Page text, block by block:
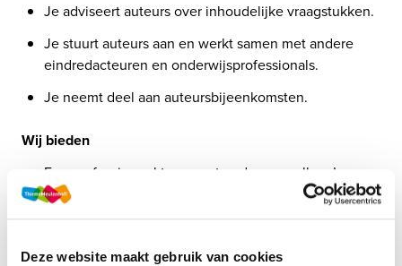
Deze website maakt gebruik van cookies
Je adviseert auteurs over inhoudelijke vraagstukken.
Je stuurt auteurs aan en werkt samen met andere
eindredacteuren en onderwijsprofessionals.
Je neemt deel aan auteursbijeenkomsten.
Wij bieden
Een professioneel team met gedreven collega’s.
Een passende vergoeding.
Het project kost je ongeveer 8 uur per week.